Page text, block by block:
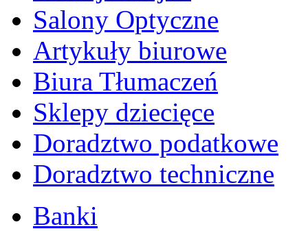
Salony Optyczne
Artykuły biurowe
Biura Tłumaczeń
Sklepy dziecięce
Doradztwo podatkowe
Doradztwo techniczne
Banki